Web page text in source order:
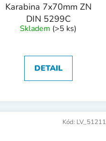
Karabina 7x70mm ZN
DIN 5299C
Skladem (>5 ks)
DETAIL
Kód: LV_51211